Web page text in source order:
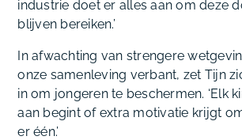
industrie doet er alles aan om deze
blijven bereiken.’
In afwachting van strengere
onze samenleving verbant, zet Tijn
in om jongeren te beschermen. ‘Elk
aan begint of extra motivatie krijgt
er één.’